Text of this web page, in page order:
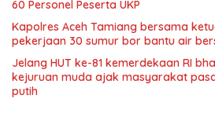
60 Personel Peserta UKP
Kapolres Aceh Tamiang bersama
pekerjaan 30 sumur bor bantu air
Jelang HUT ke-81 kemerdekaan RI
kejuruan muda ajak masyarakat
putih